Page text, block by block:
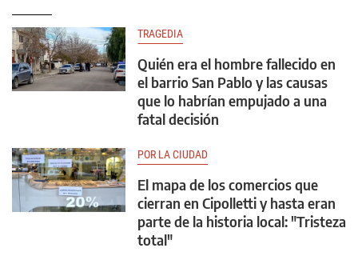
TRAGEDIA
Quién era el hombre fallecido en
el barrio San Pablo y las causas
que lo habrían empujado a una
fatal decisión
POR LA CIUDAD
El mapa de los comercios que
cierran en Cipolletti y hasta eran
parte de la historia local: "Tristeza
total"